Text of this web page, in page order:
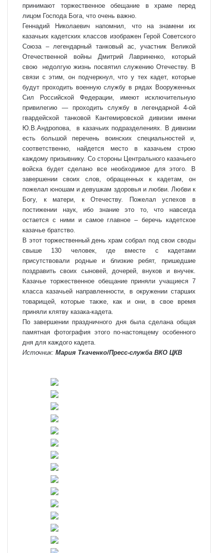
принимают торжественное обещание в храме перед
лицом Господа Бога, что очень важно.
Геннадий Николаевич напомнил, что на знамени их
казачьих кадетских классов изображен Герой Советского
Союза – легендарный танковый ас, участник Великой
Отечественной войны Дмитрий Лавриненко, который
свою недолгую жизнь посвятил служению Отечеству. В
связи с этим, он подчеркнул, что у тех кадет, которые
будут проходить военную службу в рядах Вооруженных
Сил Российской Федерации, имеют исключительную
привилегию — проходить службу в легендарной 4-ой
гвардейской танковой Кантемировской дивизии имени
Ю.В.Андропова, в казачьих подразделениях. В дивизии
есть большой перечень воинских специальностей и,
соответственно, найдется место в казачьем строю
каждому призывнику. Со стороны Центрального казачьего
войска будет сделано все необходимое для этого. В
завершении своих слов, обращенных к кадетам, он
пожелал юношам и девушкам здоровья и любви. Любви к
Богу, к матери, к Отечеству. Пожелал успехов в
постижении наук, ибо знание это то, что навсегда
остается с ними и самое главное – беречь кадетское
казачье братство.
В этот торжественный день храм собрал под свои своды
свыше 130 человек, где вместе с кадетами
присутствовали родные и близкие ребят, пришедшие
поздравить своих сыновей, дочерей, внуков и внучек.
Казачье торжественное обещание приняли учащиеся 7
класса казачьей направленности, в окружении старших
товарищей, которые также, как и они, в свое время
приняли клятву казака-кадета.
По завершении праздничного дня была сделана общая
памятная фотография этого по-настоящему особенного
дня для каждого кадета.
Источник: Мария Ткаченко/Пресс-служба ВКО ЦКВ